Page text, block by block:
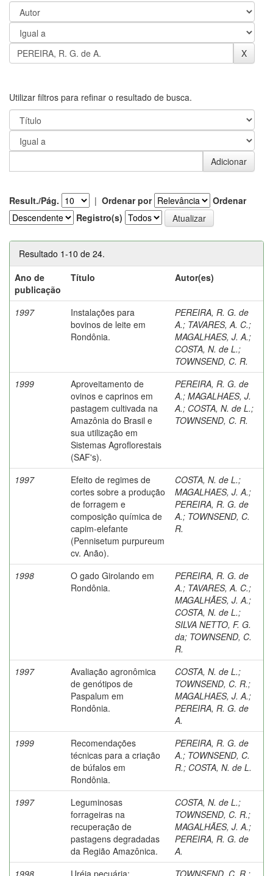
Utilizar filtros para refinar o resultado de busca.
Result./Pág. | Ordenar por
Ordenar
Registro(s)
Resultado 1-10 de 24.
Ano de
publicação
Título Autor(es)
1997
Instalações para
bovinos de leite em
Rondônia.
PEREIRA, R. G. de
A.; TAVARES, A. C.;
MAGALHAES, J. A.;
COSTA, N. de L.;
TOWNSEND, C. R.
1999
Aproveitamento de
ovinos e caprinos em
pastagem cultivada na
Amazônia do Brasil e
sua utilização em
Sistemas Agroflorestais
(SAF's).
PEREIRA, R. G. de
A.; MAGALHAES, J.
A.; COSTA, N. de L.;
TOWNSEND, C. R.
1997
Efeito de regimes de
cortes sobre a produção
de forragem e
composição química de
capim-elefante
(Pennisetum purpureum
cv. Anão).
COSTA, N. de L.;
MAGALHAES, J. A.;
PEREIRA, R. G. de
A.; TOWNSEND, C.
R.
1998
O gado Girolando em
Rondônia.
PEREIRA, R. G. de
A.; TAVARES, A. C.;
MAGALHÃES, J. A.;
COSTA, N. de L.;
SILVA NETTO, F. G.
da; TOWNSEND, C.
R.
1997
Avaliação agronômica
de genótipos de
Paspalum em
Rondônia.
COSTA, N. de L.;
TOWNSEND, C. R.;
MAGALHAES, J. A.;
PEREIRA, R. G. de
A.
1999
Recomendações
técnicas para a criação
de búfalos em
Rondônia.
PEREIRA, R. G. de
A.; TOWNSEND, C.
R.; COSTA, N. de L.
1997
Leguminosas
forrageiras na
recuperação de
pastagens degradadas
da Região Amazônica.
COSTA, N. de L.;
TOWNSEND, C. R.;
MAGALHÃES, J. A.;
PEREIRA, R. G. de
A.
1998
Uréia pecuária: TOWNSEND, C. R. ;